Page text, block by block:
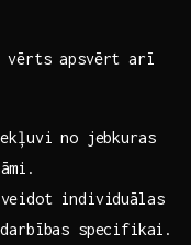
vērts apsvērt arī
no ‍jebkuras
individuālas
specifikai.